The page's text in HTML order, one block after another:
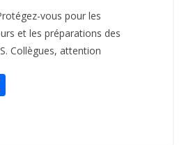
vous pour les
et les préparations des
Collègues, attention